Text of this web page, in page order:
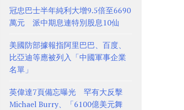
冠忠巴士半年純利大增9.5倍至6690
萬元 派中期息連特別股息10仙
美國防部據報指阿里巴巴、百度、
比亞迪等應被列入「中國軍事企業
名單」
英偉達7頁備忘曝光 罕有大反擊
Michael Burry、「6100億美元舞